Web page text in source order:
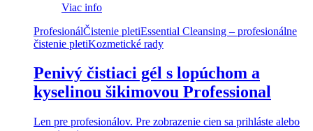
Viac info
ProfesionálČistenie pletiEssential Cleansing – profesionálne
čistenie pletiKozmetické rady
Penivý čistiaci gél s lopúchom a
kyselinou šikimovou Professional
Len pre profesionálov. Pre zobrazenie cien sa prihláste alebo